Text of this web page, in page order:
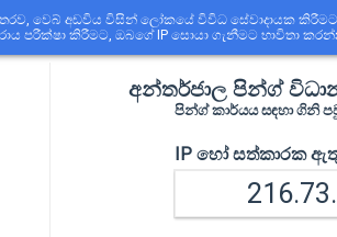
වෙබ් අඩවිය විසින් ලෝකයේ විවිධ සේවාදායක
පරීක්ෂා කිරීමට, ඔබගේ IP සොයා ගැනීමට භාවිතා
අන්තර්ජාල පින්ග්
පින්ග් කාර්යය සඳහා ගිනි
IP හෝ සත්කාරක